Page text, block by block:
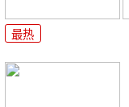
最热